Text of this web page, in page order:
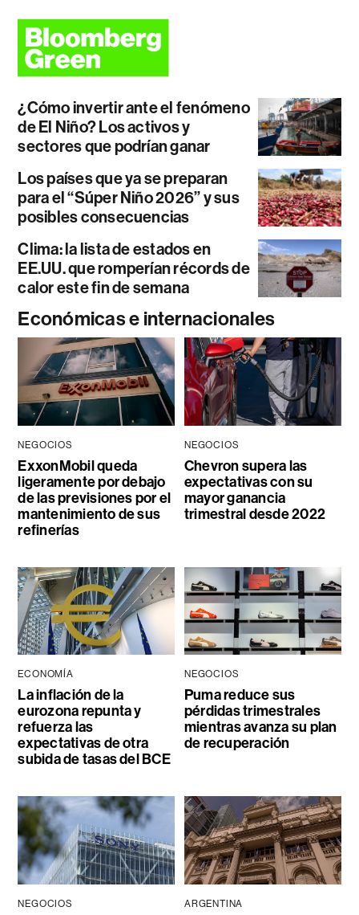
¿Cómo invertir ante el fenómeno
de El Niño? Los activos y
sectores que podrían ganar
Los países que ya se preparan
para el “Súper Niño 2026” y sus
posibles consecuencias
Clima: la lista de estados en
EE.UU. que romperían récords de
calor este fin de semana
Económicas e internacionales
NEGOCIOS
ExxonMobil queda
ligeramente por debajo
de las previsiones por el
mantenimiento de sus
refinerías
NEGOCIOS
Chevron supera las
expectativas con su
mayor ganancia
trimestral desde 2022
ECONOMÍA
La inflación de la
eurozona repunta y
refuerza las
expectativas de otra
subida de tasas del BCE
NEGOCIOS
Puma reduce sus
pérdidas trimestrales
mientras avanza su plan
de recuperación
NEGOCIOS ARGENTINA